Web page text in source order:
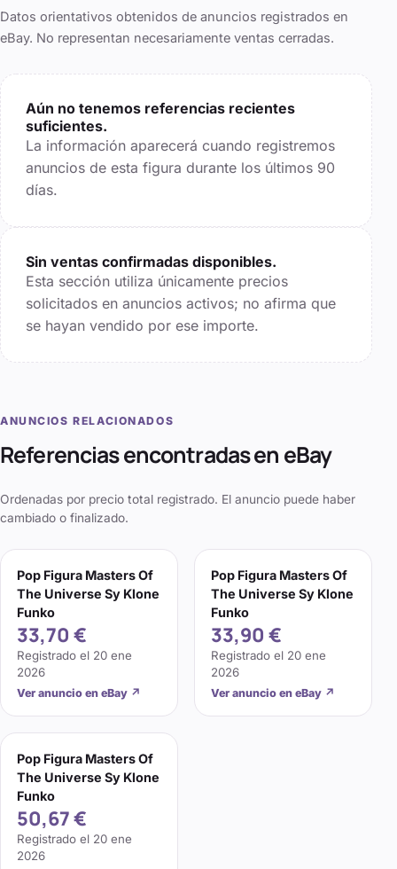
Datos orientativos obtenidos de anuncios registrados en
eBay. No representan necesariamente ventas cerradas.
Aún no tenemos referencias recientes
suficientes.
La información aparecerá cuando registremos
anuncios de esta figura durante los últimos 90
días.
Sin ventas confirmadas disponibles.
Esta sección utiliza únicamente precios
solicitados en anuncios activos; no afirma que
se hayan vendido por ese importe.
ANUNCIOS RELACIONADOS
Referencias encontradas en eBay
Ordenadas por precio total registrado. El anuncio puede haber
cambiado o finalizado.
Pop Figura Masters Of
The Universe Sy Klone
Funko
33,70 €
Registrado el 20 ene
2026
Ver anuncio en eBay ↗
Pop Figura Masters Of
The Universe Sy Klone
Funko
33,90 €
Registrado el 20 ene
2026
Ver anuncio en eBay ↗
Pop Figura Masters Of
The Universe Sy Klone
Funko
50,67 €
Registrado el 20 ene
2026